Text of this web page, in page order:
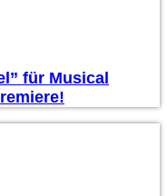
für Musical